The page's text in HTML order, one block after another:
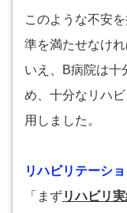
このような不安
準を満たせなけ
いえ、B病院は十
め、十分なリハ
用しました。
リハビリテーシ
「まずリハビリ